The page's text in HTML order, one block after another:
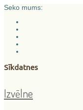
Seko mums:
Sīkdatnes
Izvēlne